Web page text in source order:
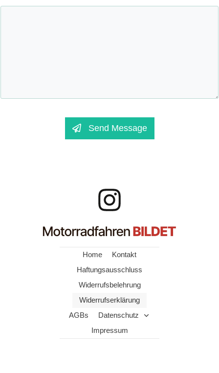
Send Message
Home
Kontakt
Haftungsausschluss
Widerrufsbelehrung
Widerrufserklärung
AGBs
Datenschutz
Impressum